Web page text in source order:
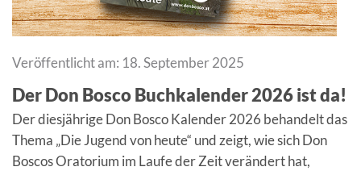
Veröffentlicht am: 18. September 2025
Der Don Bosco Buchkalender 2026 ist da!
Der diesjährige Don Bosco Kalender 2026 behandelt das
Thema „Die Jugend von heute“ und zeigt, wie sich Don
Boscos Oratorium im Laufe der Zeit verändert hat,